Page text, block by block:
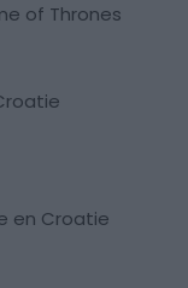
of Thrones
en Croatie